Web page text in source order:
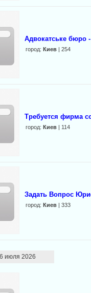
Адвокатське бюро
город: Киев| 254
Требуется фирма
город: Киев| 114
Задать Вопрос
город: Киев| 333
июля 2026